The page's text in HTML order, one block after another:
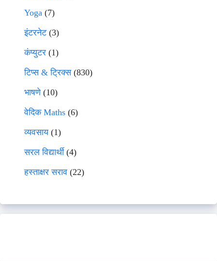
Yoga (7)
इंटरनेट(3)
कंप्युटर (1)
टिप्स & ट्रिक्स(830)
भाषणे(10)
वेदिक Maths (6)
व्यवसाय(1)
सरल विद्यार्थी(4)
हस्ताक्षर सराव (22)